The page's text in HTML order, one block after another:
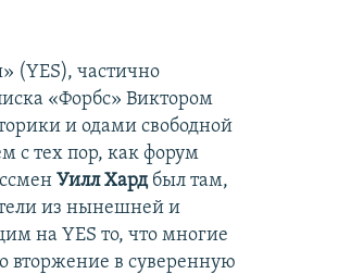
(YES), частично
«Форбс» Виктором
и одами свободной
с тех пор, как форум
Уилл Хардбыл там,
из нынешней и
на YES то, что многие
вторжение в суверенную